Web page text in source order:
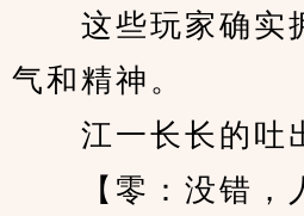
这些玩家确实
气和精神。
江一长长的吐出
【零：没错，